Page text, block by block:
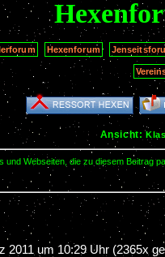
Hexenforum
Ansicht:
und Webseiten, die zu diesem Beitrag
2011 um 10:29 Uhr(2365x